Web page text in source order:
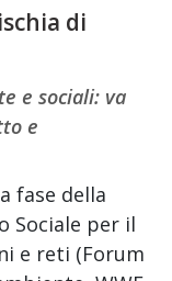
di
e sociali: va
e
fase della
Sociale per il
e reti (Forum